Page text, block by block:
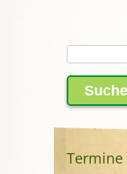
nach:
Termine